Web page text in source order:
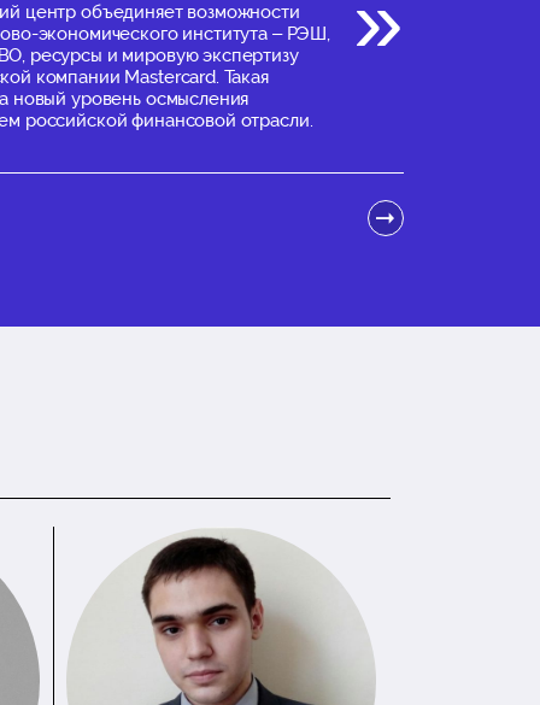
центр объединяет возможности
экономического института – РЭШ,
ресурсы и мировую экспертизу
компании Mastercard. Такая
новый уровень осмысления
российской финансовой отрасли.